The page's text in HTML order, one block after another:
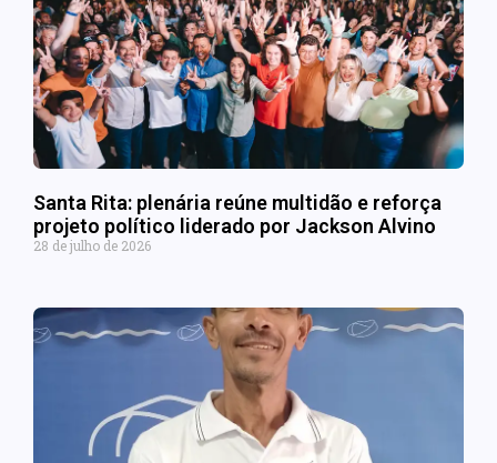
Santa Rita: plenária reúne multidão e reforça
projeto político liderado por Jackson Alvino
28 de julho de 2026